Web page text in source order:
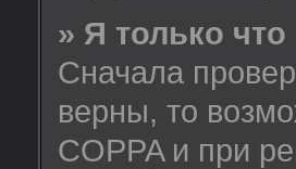
» Я только
Сначала
верны, то
COPPA и при